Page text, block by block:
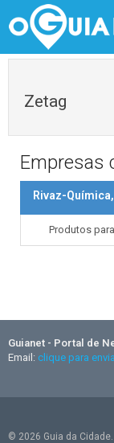
Zetag
Empresas
Rivaz-
Produtos
Guianet - Portal de
Email: clique para
© 2026 Guia da